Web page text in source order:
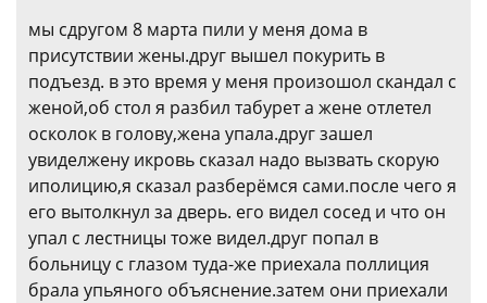
мы сдругом 8 марта пили у меня дома в
присутствии жены.друг вышел покурить в
подъезд. в это время у меня произошол скандал с
женой,об стол я разбил табурет а жене отлетел
осколок в голову,жена упала.друг зашел
увиделжену икровь сказал надо вызвать скорую
иполицию,я сказал разберёмся сами.после чего я
его вытолкнул за дверь. его видел сосед и что он
упал с лестницы тоже видел.друг попал в
больницу с глазом туда-же приехала поллиция
брала упьяного объяснение.затем они приехали